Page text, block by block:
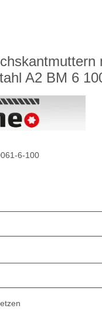
A2 BM 6
6-100